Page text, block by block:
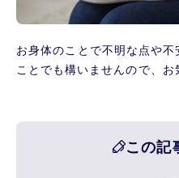
お身体のことで不明な点や
ことでも構いませんので、お
この記